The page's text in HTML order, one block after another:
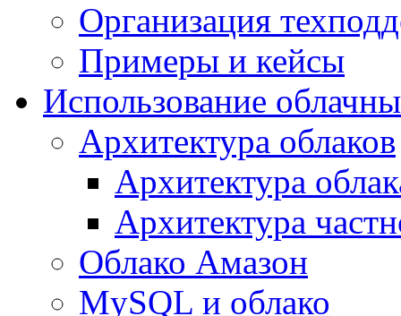
Организация
Примеры и кейсы
Использование
Архитектура облаков
Архитектура
Архитектура
Облако Амазон
MySQL и облако